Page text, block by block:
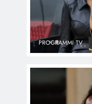
PROGRAMMI TV